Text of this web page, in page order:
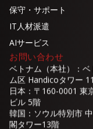
保守・サポート
IT人材派遣
AIサービス
お問い合わせ
ベトナム（本社）：
ム区 Handicoタワー
日本：〒160-0001 東
ビル 5階
韓国：ソウル特別市
閣タワー13階